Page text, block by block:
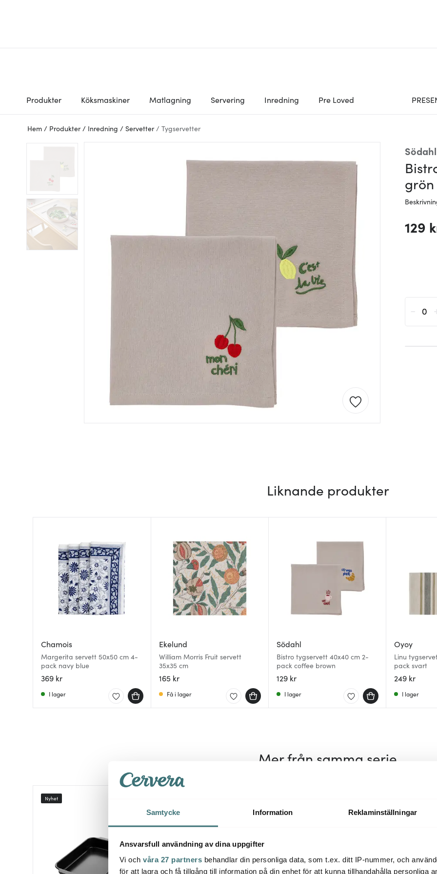
Samtycke Information Reklaminställningar
Ansvarsfull användning av dina uppgifter
Vi och våra 27 partners behandlar din personliga data, som t.ex. ditt IP-nummer, och
för att lagra och få tillgång till information på din enhet för att kunna tillhandahålla personliga
Produkter Köksmaskiner Matlagning Servering Inredning Pre Loved
Hem / Produkter / Inredning / Servetter / Tygservetter
Södahl
grön
129
Liknande produkter
Chamois
Margerita servett 50x50 cm 4-
pack navy blue
369 kr
I lager
Ekelund
William Morris Fruit servett
35x35 cm
165 kr
Få i lager
Södahl
Bistro tygservett 40x40 cm 2-
pack coffee brown
129 kr
I lager
Oyoy
Linu
pack svart
249 kr
I lager
Mer från samma serie
Nyhet